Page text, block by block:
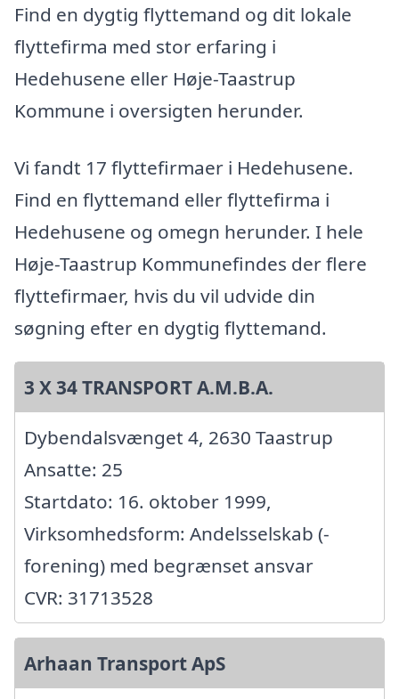
Find en dygtig flyttemand og dit lokale
flyttefirma med stor erfaring i
Hedehusene eller Høje-Taastrup
Kommune i oversigten herunder.
Vi fandt 17 flyttefirmaer i Hedehusene.
Find en flyttemand eller flyttefirma i
Hedehusene og omegn herunder. I hele
Høje-Taastrup Kommunefindes der flere
flyttefirmaer, hvis du vil udvide din
søgning efter en dygtig flyttemand.
3 X 34 TRANSPORT A.M.B.A.
Dybendalsvænget 4, 2630 Taastrup
Ansatte: 25
Startdato: 16. oktober 1999,
Virksomhedsform: Andelsselskab (-
forening) med begrænset ansvar
CVR: 31713528
Arhaan Transport ApS